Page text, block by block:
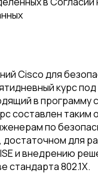
Cisco для
курс
в программу
составлен таким
по
для
и внедрению
стандарта 802.1X.